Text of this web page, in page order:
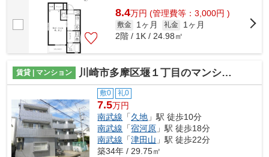
8.4万円 (管理費等：3,000円 )
敷金 1ヶ月 礼金
1ヶ月
2階 / 1K / 24.98㎡
賃貸 | マンション 川崎市多摩区堰１丁目のマンション
敷0 礼0
7.5万円
南武線 「久地 」駅 徒歩10分
南武線 「宿河原 」駅 徒歩18分
南武線 「津田山 」駅 徒歩22分
築34年 / 29.75㎡